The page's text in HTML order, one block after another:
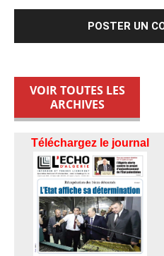
VOIR TOUTES LES
ARCHIVES